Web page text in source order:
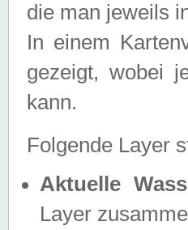
die man jeweils
In einem
gezeigt, wobei
kann.
Folgende Layer
Aktuelle
Layer